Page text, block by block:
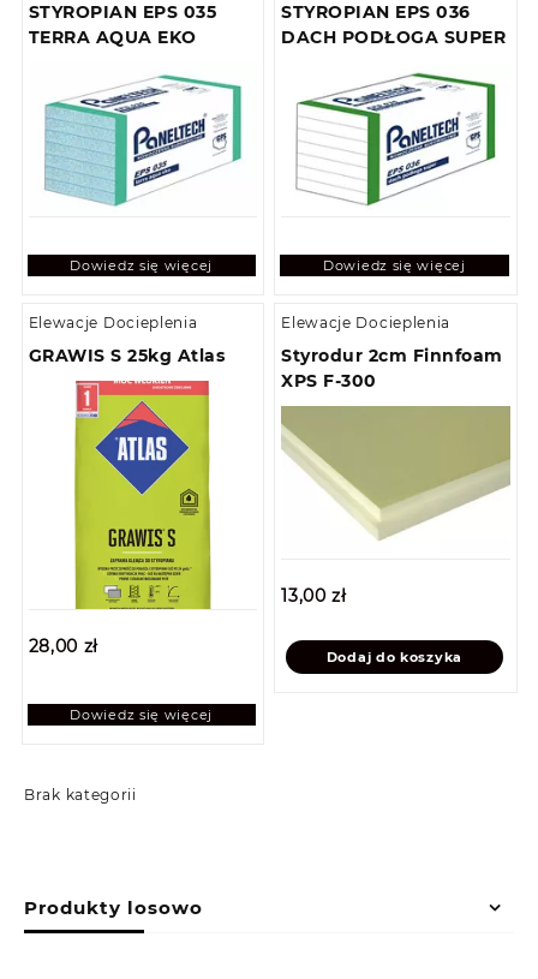
Brak kategorii
STYROPIAN EPS 035
TERRA AQUA EKO
Dowiedz się więcej
STYROPIAN EPS 036
DACH PODŁOGA SUPER
Dowiedz się więcej
Elewacje Docieplenia
GRAWIS S 25kg Atlas
28,00 zł
Dowiedz się więcej
Elewacje Docieplenia
Styrodur 2cm Finnfoam
XPS F-300
13,00zł
Dodaj do koszyka
Produkty losowo